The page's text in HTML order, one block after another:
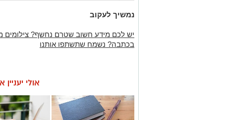
נמשיך לעקוב
יש לכם מידע חשוב שטרם נחשף? צילומים
בכתבה? נשמח שתשתפו אותנו
אולי